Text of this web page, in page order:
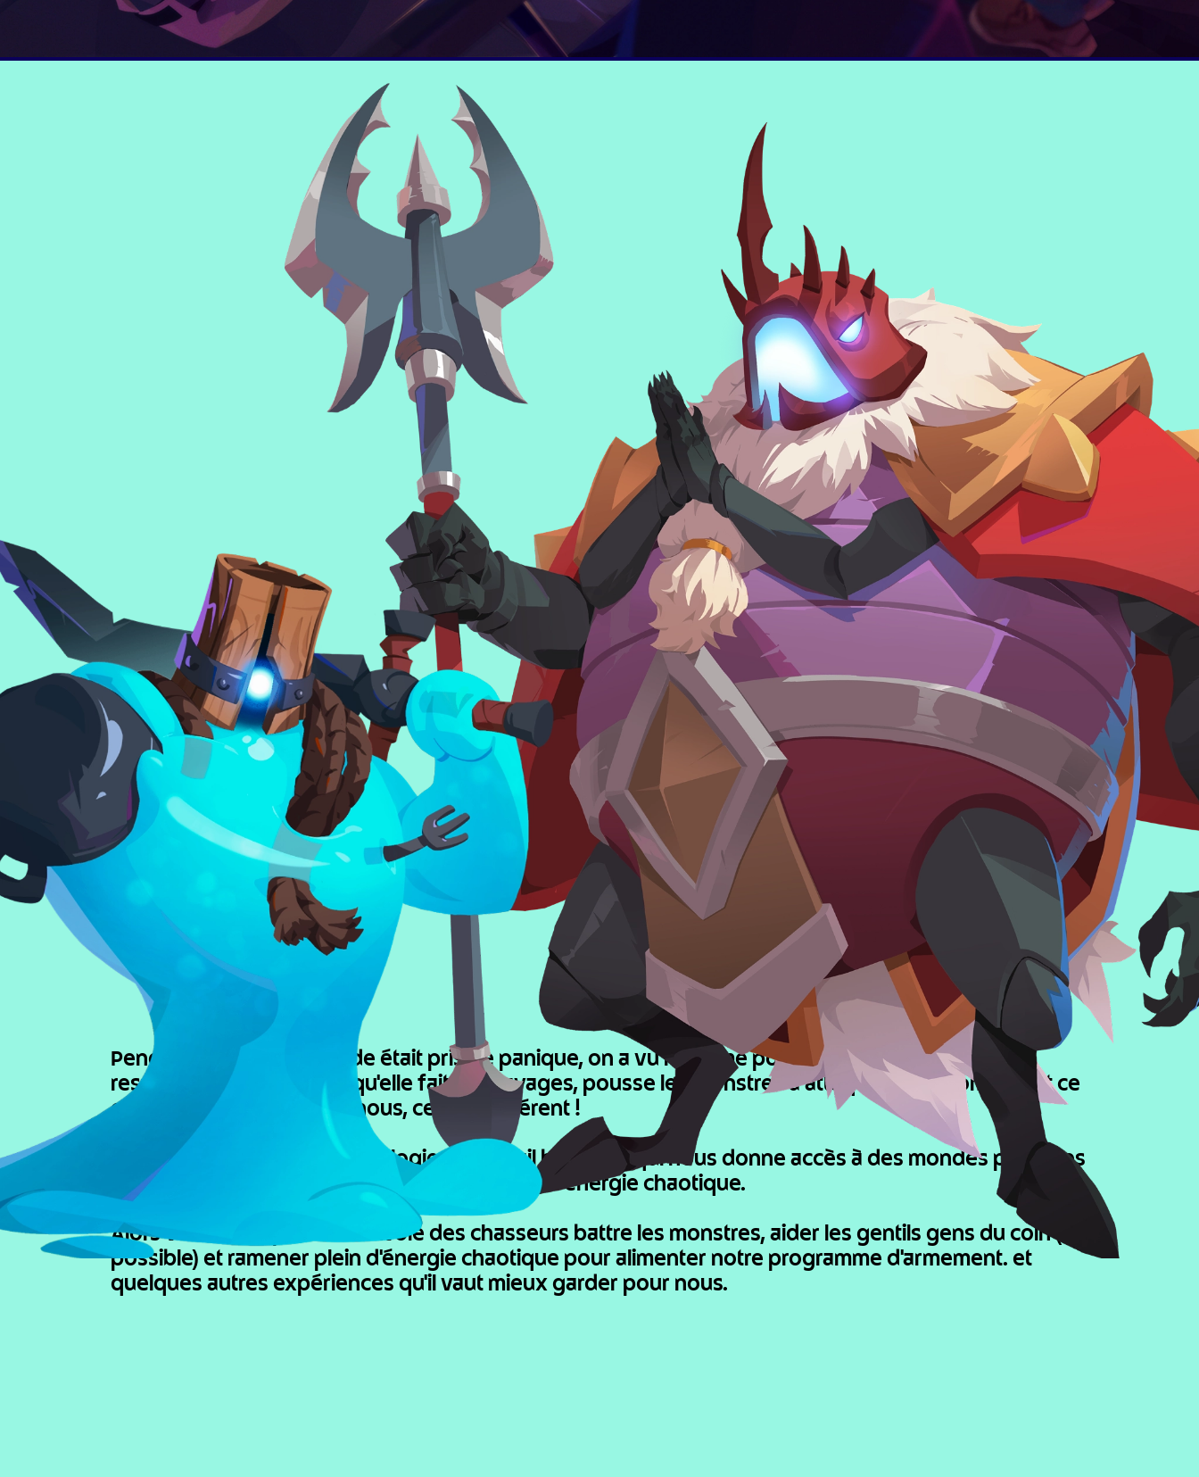
Pendant que tout le monde était pris de panique, on a vu l'énorme potentiel de cette nouvelle
ressource. Bon, c'est vrai qu'elle fait des ravages, pousse les monstres à attaquer et corrompt tout ce
qu'elle touche… mais avec nous, ce sera différent !
On a mis au point une technologie de portail brevetée qui nous donne accès à des mondes parallèles
grouillant de monstres et surtout de précieuse énergie chaotique.
Alors voilà notre plan : on envoie des chasseurs battre les monstres, aider les gentils gens du coin (si
possible) et ramener plein d'énergie chaotique pour alimenter notre programme d'armement… et
quelques autres expériences qu'il vaut mieux garder pour nous.